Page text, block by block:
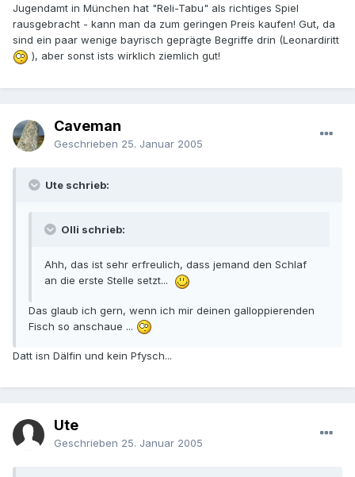
Jugendamt in München hat "Reli-Tabu" als richtiges Spiel
rausgebracht - kann man da zum geringen Preis kaufen! Gut, da
sind ein paar wenige bayrisch geprägte Begriffe drin (Leonardiritt
), aber sonst ists wirklich ziemlich gut!
Caveman
Geschrieben 25. Januar 2005
Ute schrieb:
Olli schrieb:
Ahh, das ist sehr erfreulich, dass jemand den Schlaf
an die erste Stelle setzt...
Das glaub ich gern, wenn ich mir deinen galloppierenden
Fisch so anschaue ...
Datt isn Dälfin und kein Pfysch...
Ute
Geschrieben 25. Januar 2005